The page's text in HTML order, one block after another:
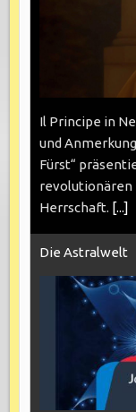
Il Principe in
und
Fürst“
revolutionären
Herrschaft. [...]
Die Astralwelt